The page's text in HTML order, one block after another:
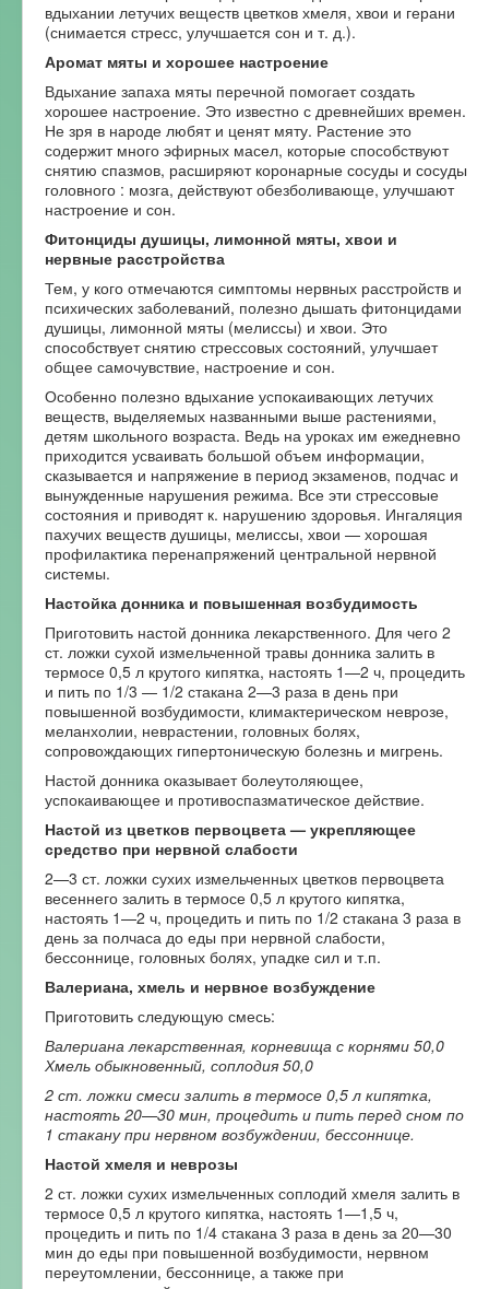
вдыхании летучих веществ цветков хмеля, хвои и герани
(снимается стресс, улучшается сон и т. д.).
Аромат мяты и хорошее настроение
Вдыхание запаха мяты перечной помогает создать
хорошее настроение. Это известно с древнейших времен.
Не зря в народе любят и ценят мяту. Растение это
содержит много эфирных масел, которые способствуют
снятию спазмов, расширяют коронарные сосуды и сосуды
головного : мозга, действуют обезболивающе, улучшают
настроение и сон.
Фитонциды душицы, лимонной мяты, хвои и
нервные расстройства
Тем, у кого отмечаются симптомы нервных расстройств и
психических заболеваний, полезно дышать фитонцидами
душицы, лимонной мяты (мелиссы) и хвои. Это
способствует снятию стрессовых состояний, улучшает
общее самочувствие, настроение и сон.
Особенно полезно вдыхание успокаивающих летучих
веществ, выделяемых названными выше растениями,
детям школьного возраста. Ведь на уроках им ежедневно
приходится усваивать большой объем информации,
сказывается и напряжение в период экзаменов, подчас и
вынужденные нарушения режима. Все эти стрессовые
состояния и приводят к. нарушению здоровья. Ингаляция
пахучих веществ душицы, мелиссы, хвои — хорошая
профилактика перенапряжений центральной нервной
системы.
Настойка донника и повышенная возбудимость
Приготовить настой донника лекарственного. Для чего 2
ст. ложки сухой измельченной травы донника залить в
термосе 0,5 л крутого кипятка, настоять 1—2 ч, процедить
и пить по 1/3 — 1/2 стакана 2—3 раза в день при
повышенной возбудимости, климактерическом неврозе,
меланхолии, неврастении, головных болях,
сопровождающих гипертоническую болезнь и мигрень.
Настой донника оказывает болеутоляющее,
успокаивающее и противоспазматическое действие.
Настой из цветков первоцвета — укрепляющее
средство при нервной слабости
2—3 ст. ложки сухих измельченных цветков первоцвета
весеннего залить в термосе 0,5 л крутого кипятка,
настоять 1—2 ч, процедить и пить по 1/2 стакана 3 раза в
день за полчаса до еды при нервной слабости,
бессоннице, головных болях, упадке сил и т.п.
Валериана, хмель и нервное возбуждение
Приготовить следующую смесь:
Валериана лекарственная, корневища с корнями 50,0
Хмель обыкновенный, соплодия 50,0
2 ст. ложки смеси залить в термосе 0,5 л кипятка,
настоять 20—30 мин, процедить и пить перед сном по
1 стакану при нервном возбуждении, бессоннице.
Настой хмеля и неврозы
2 ст. ложки сухих измельченных соплодий хмеля залить в
термосе 0,5 л крутого кипятка, настоять 1—1,5 ч,
процедить и пить по 1/4 стакана 3 раза в день за 20—30
мин до еды при повышенной возбудимости, нервном
переутомлении, бессоннице, а также при